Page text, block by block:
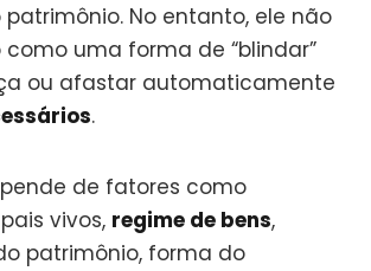
patrimônio. No entanto, ele não
como uma forma de “blindar”
ou afastar automaticamente
.
de fatores como
vivos, regime de bens,
patrimônio, forma do